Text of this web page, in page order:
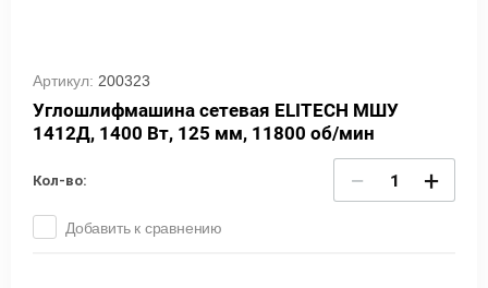
Артикул: 200323
Углошлифмашина сетевая ELITECH МШУ
1412Д, 1400 Вт, 125 мм, 11800 об/мин
Кол-во: − +
Добавить к сравнению